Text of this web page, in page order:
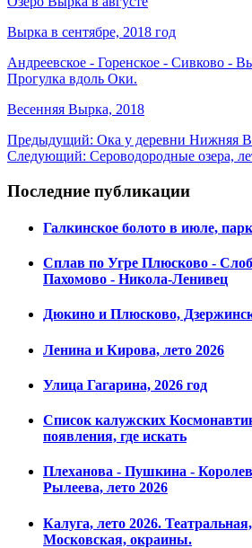
Вырка в сентябре, 2018 год
Андреевское - Горенское - Сивково -
Прогулка вдоль Оки.
Весенняя Вырка, 2018
Предыдущий: Ока у деревни Нижняя
Следующий: Сероводородные озера,
Последние публикации
Галкинское болото в июле,
Сплав по Угре Плюсково -
Пахомово - Никола-Ленивец
Дюкино и Плюсково,
Ленина и Кирова, лето 2026
Улица Гагарина, 2026 год
Список калужских
появления, где искать
Плеханова - Пушкина -
Рылеева, лето 2026
Калуга, лето 2026.
Московская, окраины.